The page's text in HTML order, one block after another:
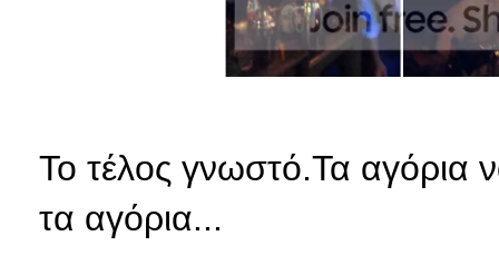
Το τέλος γνωστό.Τα αγόρια
τα αγόρια...